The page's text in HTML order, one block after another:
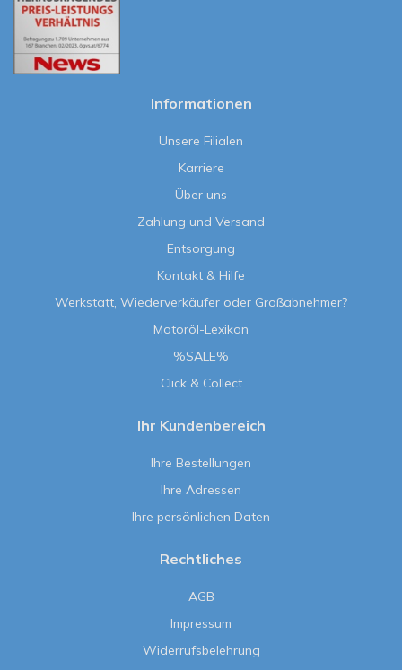
Informationen
Unsere Filialen
Karriere
Über uns
Zahlung und Versand
Entsorgung
Kontakt & Hilfe
Werkstatt, Wiederverkäufer oder Großabnehmer?
Motoröl-Lexikon
%SALE%
Click & Collect
Ihr Kundenbereich
Ihre Bestellungen
Ihre Adressen
Ihre persönlichen Daten
Rechtliches
AGB
Impressum
Widerrufsbelehrung